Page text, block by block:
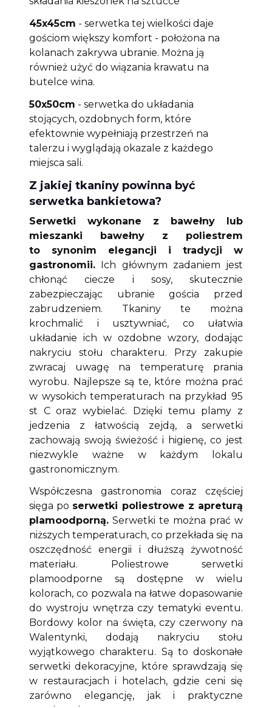
45x45cm - serwetka tej wielkości daje
gościom większy komfort - położona na
kolanach zakrywa ubranie. Można ją
również użyć do wiązania krawatu na
butelce wina.
50x50cm - serwetka do układania
stojących, ozdobnych form, które
efektownie wypełniają przestrzeń na
talerzu i wyglądają okazale z każdego
miejsca sali.
Z jakiej tkaniny powinna być
serwetka bankietowa?
Serwetki wykonane z bawełny lub
mieszanki bawełny z poliestrem
to synonim elegancji i tradycji w
gastronomii. Ich głównym zadaniem jest
chłonąć ciecze i sosy, skutecznie
zabezpieczając ubranie gościa przed
zabrudzeniem. Tkaniny te można
krochmalić i usztywniać, co ułatwia
układanie ich w ozdobne wzory, dodając
nakryciu stołu charakteru. Przy zakupie
zwracaj uwagę na temperaturę prania
wyrobu. Najlepsze są te, które można prać
w wysokich temperaturach na przykład 95
st C oraz wybielać. Dzięki temu plamy z
jedzenia z łatwością zejdą, a serwetki
zachowają swoją świeżość i higienę, co jest
niezwykle ważne w każdym lokalu
gastronomicznym.
Współczesna gastronomia coraz częściej
sięga po serwetki poliestrowe z apreturą
plamoodporną. Serwetki te można prać w
niższych temperaturach, co przekłada się na
oszczędność energii i dłuższą żywotność
materiału. Poliestrowe serwetki
plamoodporne są dostępne w wielu
kolorach, co pozwala na łatwe dopasowanie
do wystroju wnętrza czy tematyki eventu.
Bordowy kolor na święta, czy czerwony na
Walentynki, dodają nakryciu stołu
wyjątkowego charakteru. Są to doskonałe
serwetki dekoracyjne, które sprawdzają się
w restauracjach i hotelach, gdzie ceni się
zarówno elegancję, jak i praktyczne